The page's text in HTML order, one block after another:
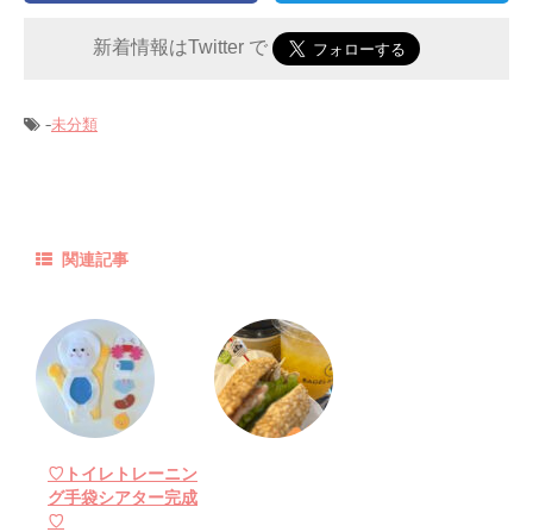
新着情報はTwitter で
-未分類
関連記事
♡トイレトレーニン
グ手袋シアター完成
♡